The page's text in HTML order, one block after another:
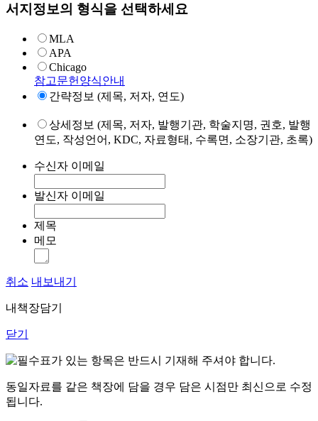
서지정보의 형식을 선택하세요
MLA
APA
Chicago
참고문헌양식안내
간략정보 (제목, 저자, 연도)
상세정보 (제목, 저자, 발행기관, 학술지명, 권호, 발행
연도, 작성언어, KDC, 자료형태, 수록면, 소장기관, 초록)
수신자 이메일
발신자 이메일
제목
메모
취소 내보내기
내책장담기
닫기
표가 있는 항목은 반드시 기재해 주셔야 합니다.
동일자료를 같은 책장에 담을 경우 담은 시점만 최신으로 수정
됩니다.